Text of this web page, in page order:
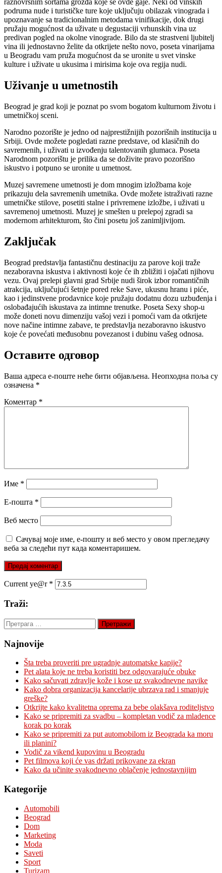
raznovrsnim sortama grožđa koje se ovde gaje. Neki od vinskih
podruma nude i turističke ture koje uključuju obilazak vinograda i
upoznavanje sa tradicionalnim metodama vinifikacije, dok drugi
pružaju mogućnost da uživate u degustaciji vrhunskih vina uz
predivan pogled na okolne vinograde. Bilo da ste strastveni ljubitelj
vina ili jednostavno želite da otkrijete nešto novo, poseta vinarijama
u Beogradu vam pruža mogućnost da se uronite u svet vinske
kulture i uživate u ukusima i mirisima koje ova regija nudi.
Uživanje u umetnostih
Beograd je grad koji je poznat po svom bogatom kulturnom životu i
umetničkoj sceni.
Narodno pozorište je jedno od najprestižnijih pozorišnih institucija u
Srbiji. Ovde možete pogledati razne predstave, od klasičnih do
savremenih, i uživati ​​u izvođenju talentovanih glumaca. Poseta
Narodnom pozorištu je prilika da se doživite pravo pozorišno
iskustvo i potpuno se uronite u umetnost.
Muzej savremene umetnosti je dom mnogim izložbama koje
prikazuju dela savremenih umetnika. Ovde možete istraživati ​​razne
umetničke stilove, posetiti stalne i privremene izložbe, i uživati ​​u
savremenoj umetnosti. Muzej je smešten u prelepoj zgradi sa
modernom arhitekturom, što čini posetu još zanimljivijom.
Zaključak
Beograd predstavlja fantastičnu destinaciju za parove koji traže
nezaboravna iskustva i aktivnosti koje će ih zbližiti i ojačati njihovu
vezu. Ovaj prelepi glavni grad Srbije nudi širok izbor romantičnih
atrakcija, uključujući šetnje pored reke Save, ukusnu hranu i piće,
kao i jedinstvene prodavnice koje pružaju dodatnu dozu uzbuđenja i
oslobađajućih iskustava za intimne trenutke. Poseta Sexy shop-u
može doneti novu dimenziju vašoj vezi i pomoći vam da otkrijete
nove načine intimne zabave, te predstavlja nezaboravno iskustvo
koje će povećati međusobnu povezanost i dubinu vašeg odnosa.
Оставите одговор
Ваша адреса е-поште неће бити објављена. Неопходна поља су
означена *
Коментар *
Име *
Е-пошта *
Веб место
Сачувај моје име, е-пошту и веб место у овом прегледачу
веба за следећи пут када коментаришем.
Current ye@r *
Traži:
Претрага
за:
Najnovije
Šta treba proveriti pre ugradnje automatske kapije?
Pet alata koje ne treba koristiti bez odgovarajuće obuke
Kako sačuvati zdravlje kože i kose uz svakodnevne navike
Kako dobra organizacija kancelarije ubrzava rad i smanjuje
greške?
Otkrijte kako kvalitetna oprema za bebe olakšava roditeljstvo
Kako se pripremiti za svadbu – kompletan vodič za mladence
korak po korak
Kako se pripremiti za put automobilom iz Beograda ka moru
ili planini?
Vodič za vikend kupovinu u Beogradu
Pet filmova koji će vas držati prikovane za ekran
Kako da učinite svakodnevno oblačenje jednostavnijim
Kategorije
Automobili
Beograd
Dom
Marketing
Moda
Saveti
Sport
Turizam